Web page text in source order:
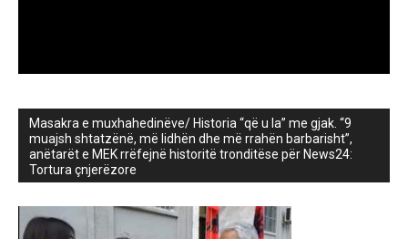
Masakra e muxhahedinëve/ Historia “që u la” me gjak. “9
muajsh shtatzënë, më lidhën dhe më rrahën barbarisht”,
anëtarët e MEK rrëfejnë historitë tronditëse për News24:
Tortura çnjerëzore